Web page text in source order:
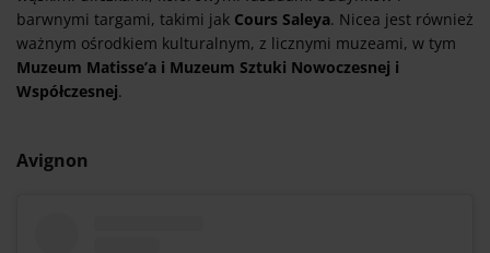
barwnymi targami, takimi jak Cours Saleya. Nicea jest również
ważnym ośrodkiem kulturalnym, z licznymi muzeami, w tym
Muzeum Matisse’a i Muzeum Sztuki Nowoczesnej i
Współczesnej.
Avignon